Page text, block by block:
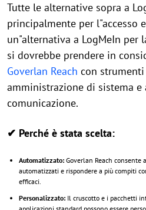
Tutte le alternative sopra a
principalmente per l"accesso
un"alternativa a LogMeIn per
si dovrebbe prendere in
Goverlan Reach con
amministrazione di sistema
comunicazione.
✔ Perché è stata scelta:
Automatizzato: Goverlan Reach
automatizzati e rispondere a più compiti
efficaci.
Personalizzato: Il cruscotto e i pacchetti